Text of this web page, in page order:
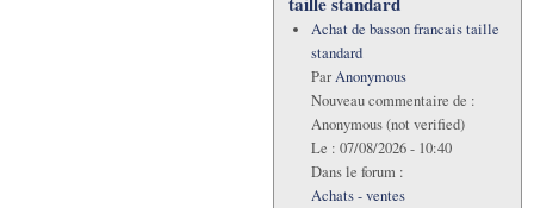
Achat de basson francais taille
standard
ParAnonymous
Nouveau commentaire de :
Anonymous (not verified)
Le : 07/08/2026 - 10:40
Dans le forum :
Achats - ventes